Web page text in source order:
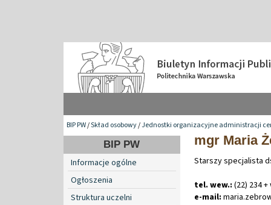
BIP PW/Skład osobowy/Jednostki organizacyjne administracji
BIP PW
Informacje ogólne
Ogłoszenia
Struktura uczelni
mgr Maria
Starszy specjalista
tel. wew.: (22) 234
e-mail: maria.